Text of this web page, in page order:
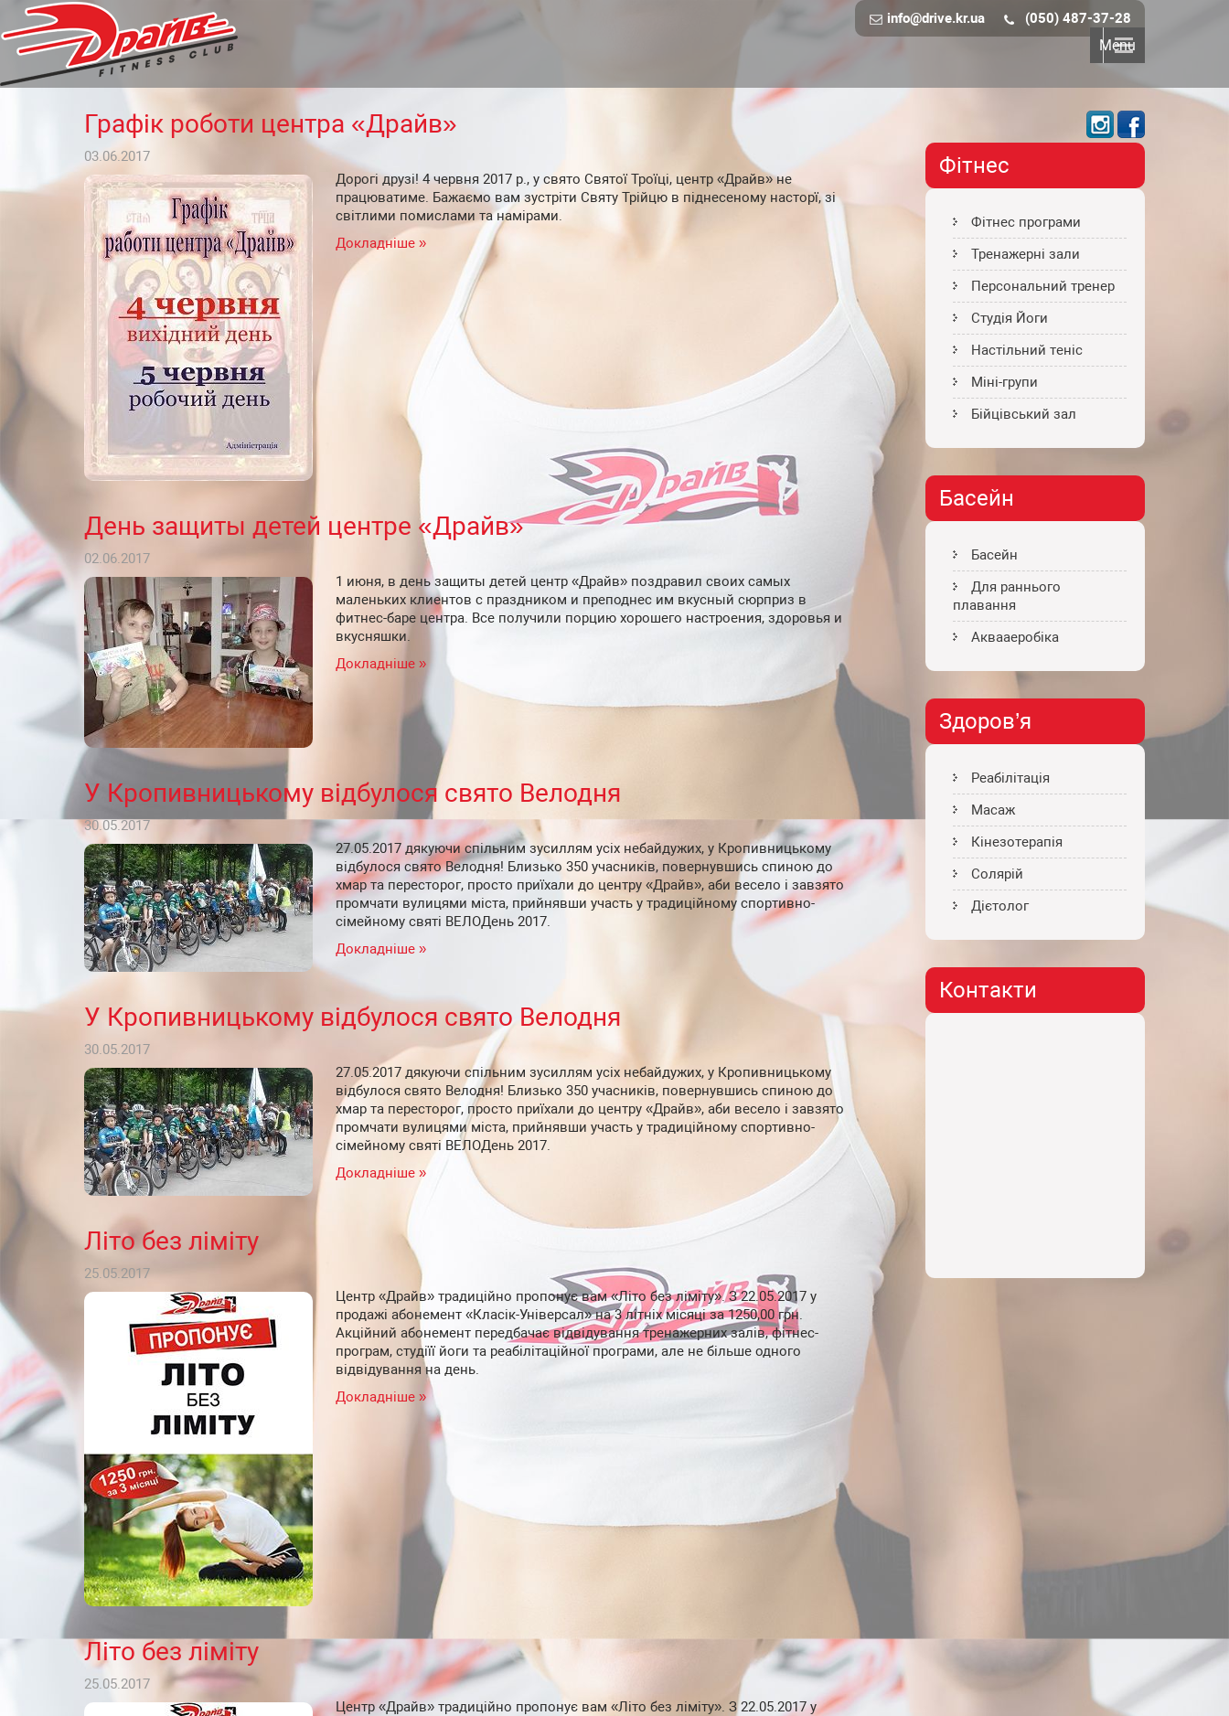
info@drive.kr.ua (050) 487-37-28
Menu
Графік роботи центра «Драйв»
03.06.2017
Дорогі друзі! 4 червня 2017 р., у свято Святої Троїці, центр «Драйв» не
працюватиме. Бажаємо вам зустріти Святу Трійцю в піднесеному насторї, зі
світлими помислами та намірами.
Докладніше »
День защиты детей центре «Драйв»
02.06.2017
1 июня, в день защиты детей центр «Драйв» поздравил своих самых
маленьких клиентов с праздником и преподнес им вкусный сюрприз в
фитнес-баре центра. Все получили порцию хорошего настроения, здоровья и
вкусняшки.
Докладніше »
У Кропивницькому відбулося свято Велодня
30.05.2017
27.05.2017 дякуючи спільним зусиллям усіх небайдужих, у Кропивницькому
відбулося свято Велодня! Близько 350 учасників, повернувшись спиною до
хмар та пересторог, просто приїхали до центру «Драйв», аби весело і завзято
промчати вулицями міста, прийнявши участь у традиційному спортивно-
сімейному святі ВЕЛОДень 2017.
Докладніше »
У Кропивницькому відбулося свято Велодня
30.05.2017
27.05.2017 дякуючи спільним зусиллям усіх небайдужих, у Кропивницькому
відбулося свято Велодня! Близько 350 учасників, повернувшись спиною до
хмар та пересторог, просто приїхали до центру «Драйв», аби весело і завзято
промчати вулицями міста, прийнявши участь у традиційному спортивно-
сімейному святі ВЕЛОДень 2017.
Докладніше »
Літо без ліміту
25.05.2017
Центр «Драйв» традиційно пропонує вам «Літо без ліміту». З 22.05.2017 у
продажі абонемент «Класік-Універсал» на 3 літніх місяці за 1250,00 грн.
Акційний абонемент передбачає відвідування тренажерних залів, фітнес-
програм, студіїї йоги та реабілітаційної програми, але не більше одного
відвідування на день.
Докладніше »
Літо без ліміту
25.05.2017
Центр «Драйв» традиційно пропонує вам «Літо без ліміту». З 22.05.2017 у
Фітнес
Фітнес програми
Тренажерні зали
Персональний тренер
Студія Йоги
Настільний теніс
Міні-групи
Бійцівський зал
Басейн
Басейн
Для раннього
плавання
Аквааеробіка
Здоров’я
Реабілітація
Масаж
Кінезотерапія
Солярій
Дієтолог
Контакти